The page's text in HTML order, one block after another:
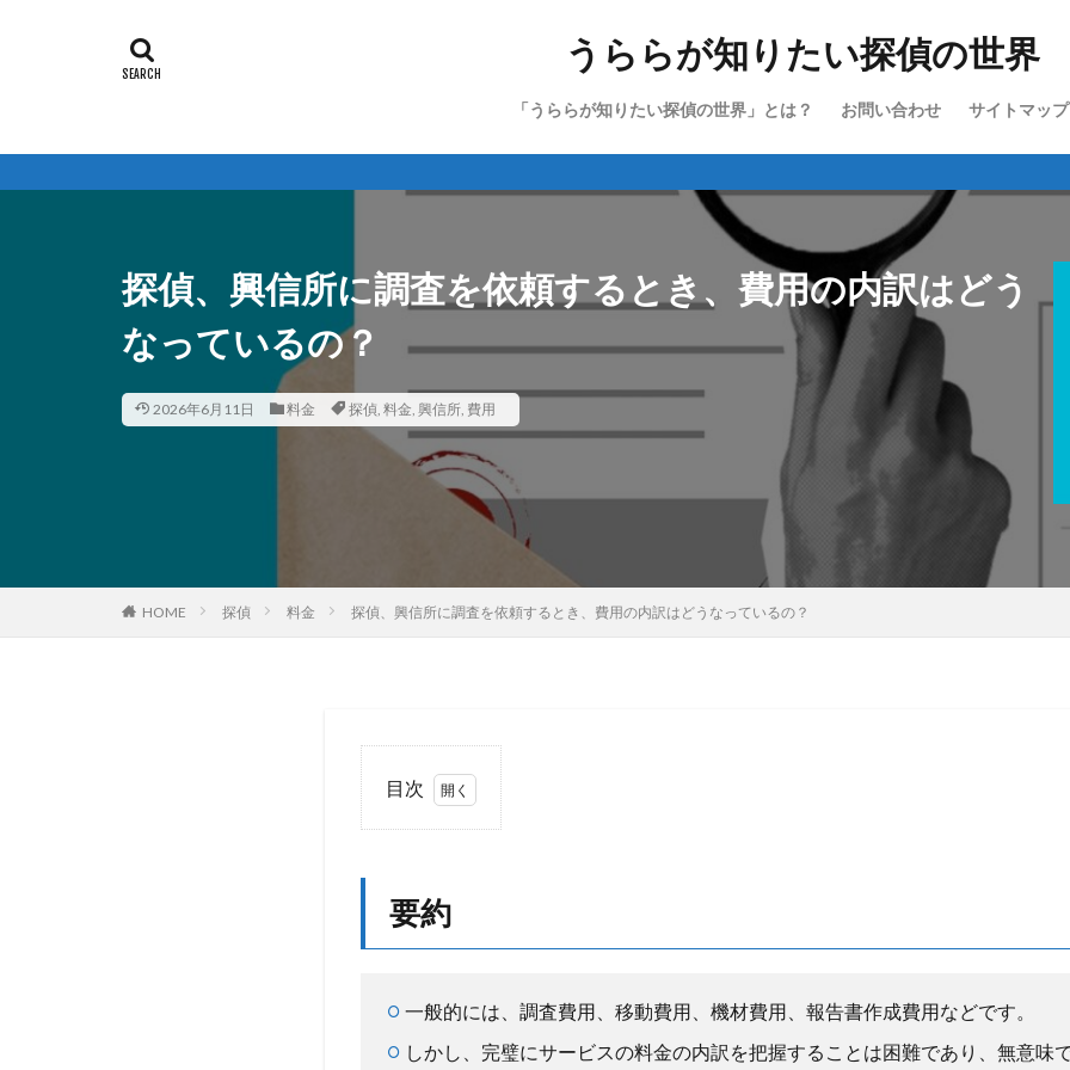
うららが知りたい探偵の世界
「うららが知りたい探偵の世界」とは？ お問い合わせ サイトマップ
探偵、興信所に調査を依頼するとき、費用の内訳はどう
なっているの？
2026年6月11日 料金 探偵, 料金, 興信所, 費用
HOME 探偵 料金 探偵、興信所に調査を依頼するとき、費用の内訳はどうなっているの？
目次
2
は
に
3
要約
一般的には、調査費用、移動費用、機材費用、報告書作成費用などです。
しかし、完璧にサービスの料金の内訳を把握することは困難であり、無意味